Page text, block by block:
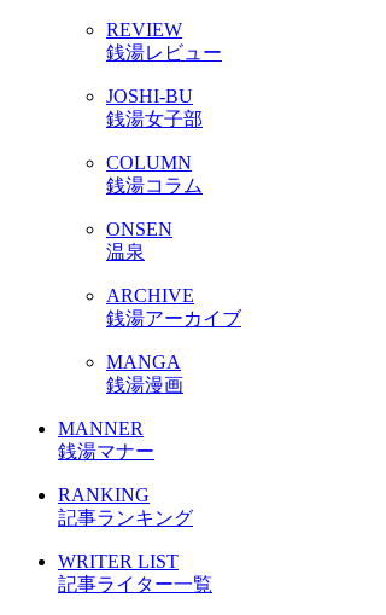
REVIEW
銭湯レビュー
JOSHI-BU
銭湯女子部
COLUMN
銭湯コラム
ONSEN
温泉
ARCHIVE
銭湯アーカイブ
MANGA
銭湯漫画
MANNER
銭湯マナー
RANKING
記事ランキング
WRITER LIST
記事ライター一覧